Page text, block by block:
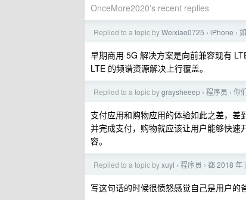
OnceMore2020's recent replies
Replied to a topic byWeixiao0725 › iPhone ›
早期商用 5G 解决方案是向前兼容现有
LTE 的频谱资源解决上行覆盖。
Replied to a topic bygraysheeep › 程序员 › 你
支付应用和购物应用的体验如此之差，差
并完成支付，购物就应该让用户能够快速
容。
Replied to a topic byxuyl › 程序员 › 都 2018 年
写这句话的时候很愤怒感觉自己是用户的